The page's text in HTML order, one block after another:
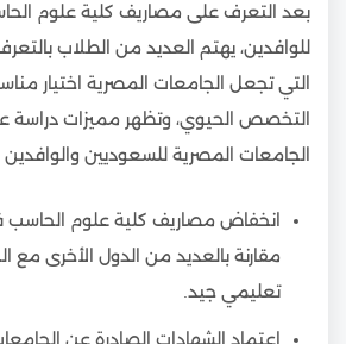
بعد التعرف على مصاريف كلية علوم
للوافدين، يهتم العديد من الطلاب
التي تجعل الجامعات المصرية اختيار
التخصص الحيوي، وتظهر مميزات دراسة
الجامعات المصرية للسعوديين
انخفاض مصاريف كلية علوم الحاسب
مقارنة بالعديد من الدول الأخرى
تعليمي جيد.
اعتماد الشهادات الصادرة عن